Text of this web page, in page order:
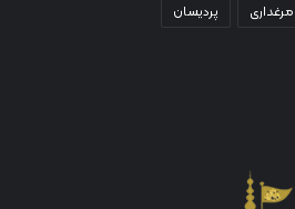
مرغداری
پردیسان